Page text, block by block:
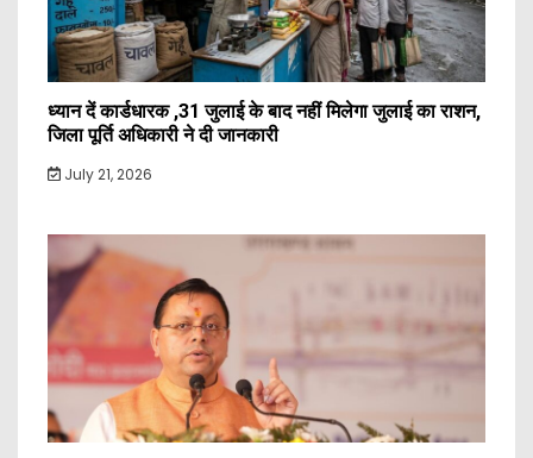
ध्यान दें कार्डधारक ,31 जुलाई के बाद नहीं मिलेगा जुलाई का राशन,
जिला पूर्ति अधिकारी ने दी जानकारी
July 21, 2026